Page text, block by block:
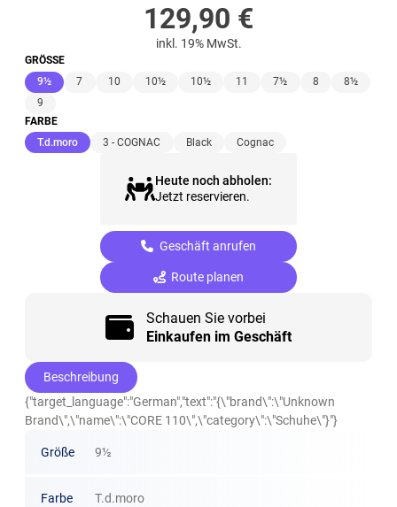
129,90 €
inkl. 19% MwSt.
GRÖSSE
9½(ausgewählt)
7 10 10½ 10½ 11 7½ 8
8½
9
FARBE
T.d.moro(ausgewählt)
3 - COGNAC Black Cognac
Heute noch abholen:
Jetzt reservieren.
Geschäft anrufen
Route planen
Schauen Sie vorbei
Einkaufen im Geschäft
Beschreibung
{"target_language":"German","text":"{\"brand\":\"Unknown
Brand\",\"name\":\"CORE 110\",\"category\":\"Schuhe\"}"}
Größe 9½
Farbe T.d.moro